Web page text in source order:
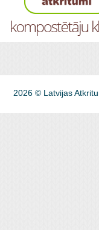
2026 © Latvijas